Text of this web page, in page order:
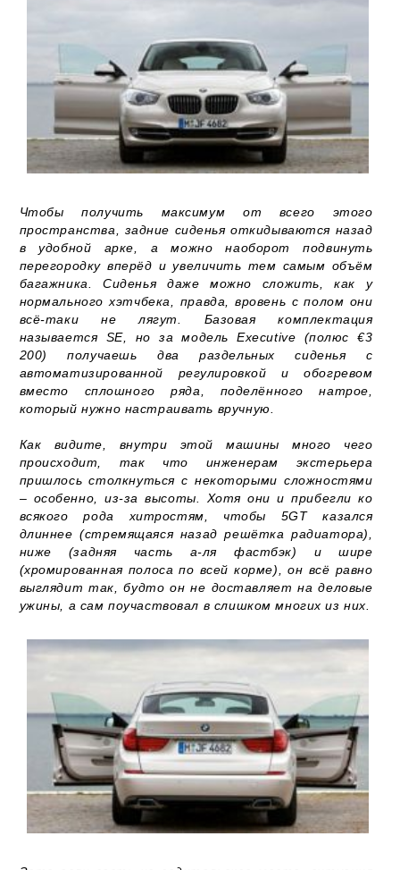
Чтобы получить максимум от всего этого
пространства, задние сиденья откидываются назад
в удобной арке, а можно наоборот подвинуть
перегородку вперёд и увеличить тем самым объём
багажника. Сиденья даже можно сложить, как у
нормального хэтчбека, правда, вровень с полом они
всё-таки не лягут. Базовая комплектация
называется SE, но за модель Executive (полюс €3
200) получаешь два раздельных сиденья с
автоматизированной регулировкой и обогревом
вместо сплошного ряда, поделённого натрое,
который нужно настраивать вручную.
Как видите, внутри этой машины много чего
происходит, так что инженерам экстерьера
пришлось столкнуться с некоторыми сложностями
– особенно, из-за высоты. Хотя они и прибегли ко
всякого рода хитростям, чтобы 5GT казался
длиннее (стремящаяся назад решётка радиатора),
ниже (задняя часть а-ля фастбэк) и шире
(хромированная полоса по всей корме), он всё равно
выглядит так, будто он не доставляет на деловые
ужины, а сам поучаствовал в слишком многих из них.